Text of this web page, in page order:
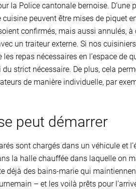
la Police cantonale bernoise.
cuisine peuvent être mises de piquet
confirmés, mais aussi annulés,
un traiteur externe. Si nos
les repas nécessaires en l’espace de
strict nécessaire. De plus, cela
de manière individuelle, par
peut démarrer
sont chargés dans un véhicule et
la halle chauffée dans laquelle on
déjà des bains-marie qui
– et les voilà prêts pour